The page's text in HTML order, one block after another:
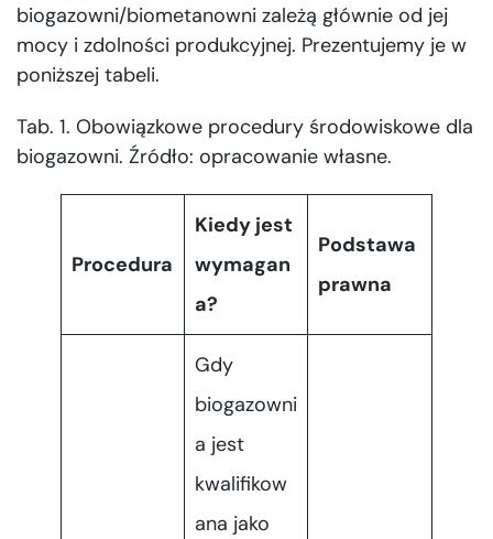
biogazowni/biometanowni zależą głównie od jej
mocy i zdolności produkcyjnej. Prezentujemy je w
poniższej tabeli.
Tab. 1. Obowiązkowe procedury środowiskowe dla
biogazowni. Źródło: opracowanie własne.
Procedura
Kiedy jest
wymagan
a?
Podstawa
prawna
Gdy
biogazowni
a jest
kwalifikow
ana jako